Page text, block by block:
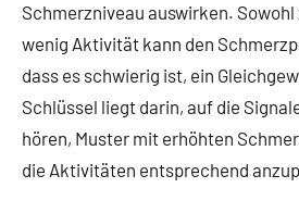
Schmerzniveau auswirken. Sowohl
wenig Aktivität kann den
dass es schwierig ist, ein
Schlüssel liegt darin, auf die
hören, Muster mit erhöhten
die Aktivitäten entsprechend